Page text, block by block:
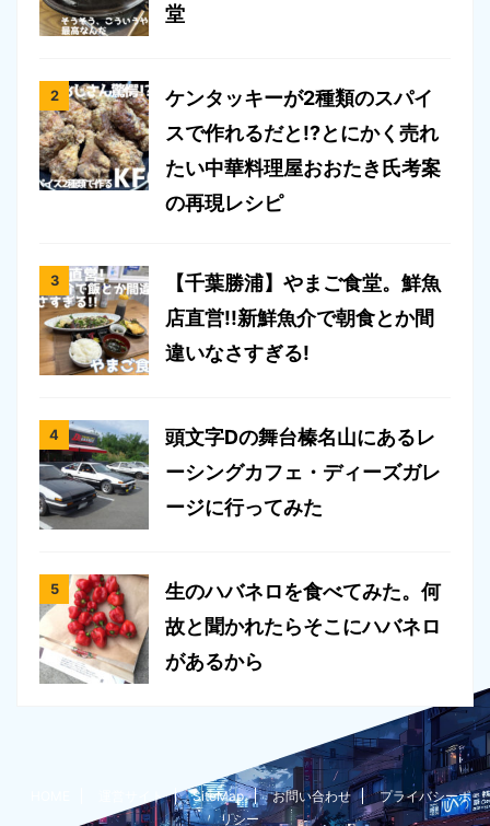
堂
ケンタッキーが2種類のスパイ
スで作れるだと!?とにかく売れ
たい中華料理屋おおたき氏考案
の再現レシピ
【千葉勝浦】やまご食堂。鮮魚
店直営!!新鮮魚介で朝食とか間
違いなさすぎる!
頭文字Dの舞台榛名山にあるレ
ーシングカフェ・ディーズガレ
ージに行ってみた
生のハバネロを食べてみた。何
故と聞かれたらそこにハバネロ
があるから
運営サイト SiteMap お問い合わせ
プライバシーポ
リシー